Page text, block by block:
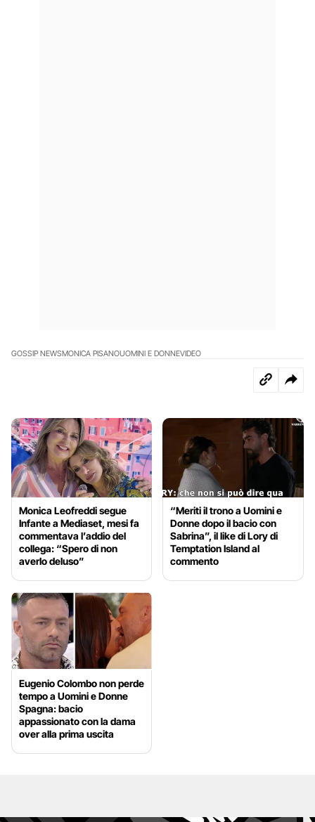
GOSSIP NEWSMONICA PISANOUOMINI E DONNEVIDEO
Monica Leofreddi segue
Infante a Mediaset, mesi fa
commentava l’addio del
collega: “Spero di non
averlo deluso”
“Meriti il trono a Uomini e
Donne dopo il bacio con
Sabrina”, il like di Lory di
Temptation Island al
commento
Eugenio Colombo non perde
tempo a Uomini e Donne
Spagna: bacio
appassionato con la dama
over alla prima uscita